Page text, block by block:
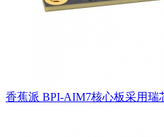
香蕉派 BPI-AIM7核心板采用瑞